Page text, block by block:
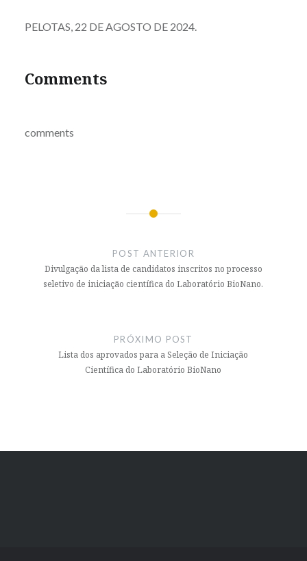
PELOTAS, 22 DE AGOSTO DE 2024.
Comments
comments
POST ANTERIOR
Divulgação da lista de candidatos inscritos no processo
seletivo de iniciação científica do Laboratório BioNano.
PRÓXIMO POST
Lista dos aprovados para a Seleção de Iniciação
Científica do Laboratório BioNano